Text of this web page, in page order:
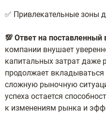
✅ Привлекательные зоны
💯 Ответ на поставленный
компании внушает
капитальных затрат даже
продолжает вкладываться
сложную рыночную
успеха остается
к изменениям рынка и